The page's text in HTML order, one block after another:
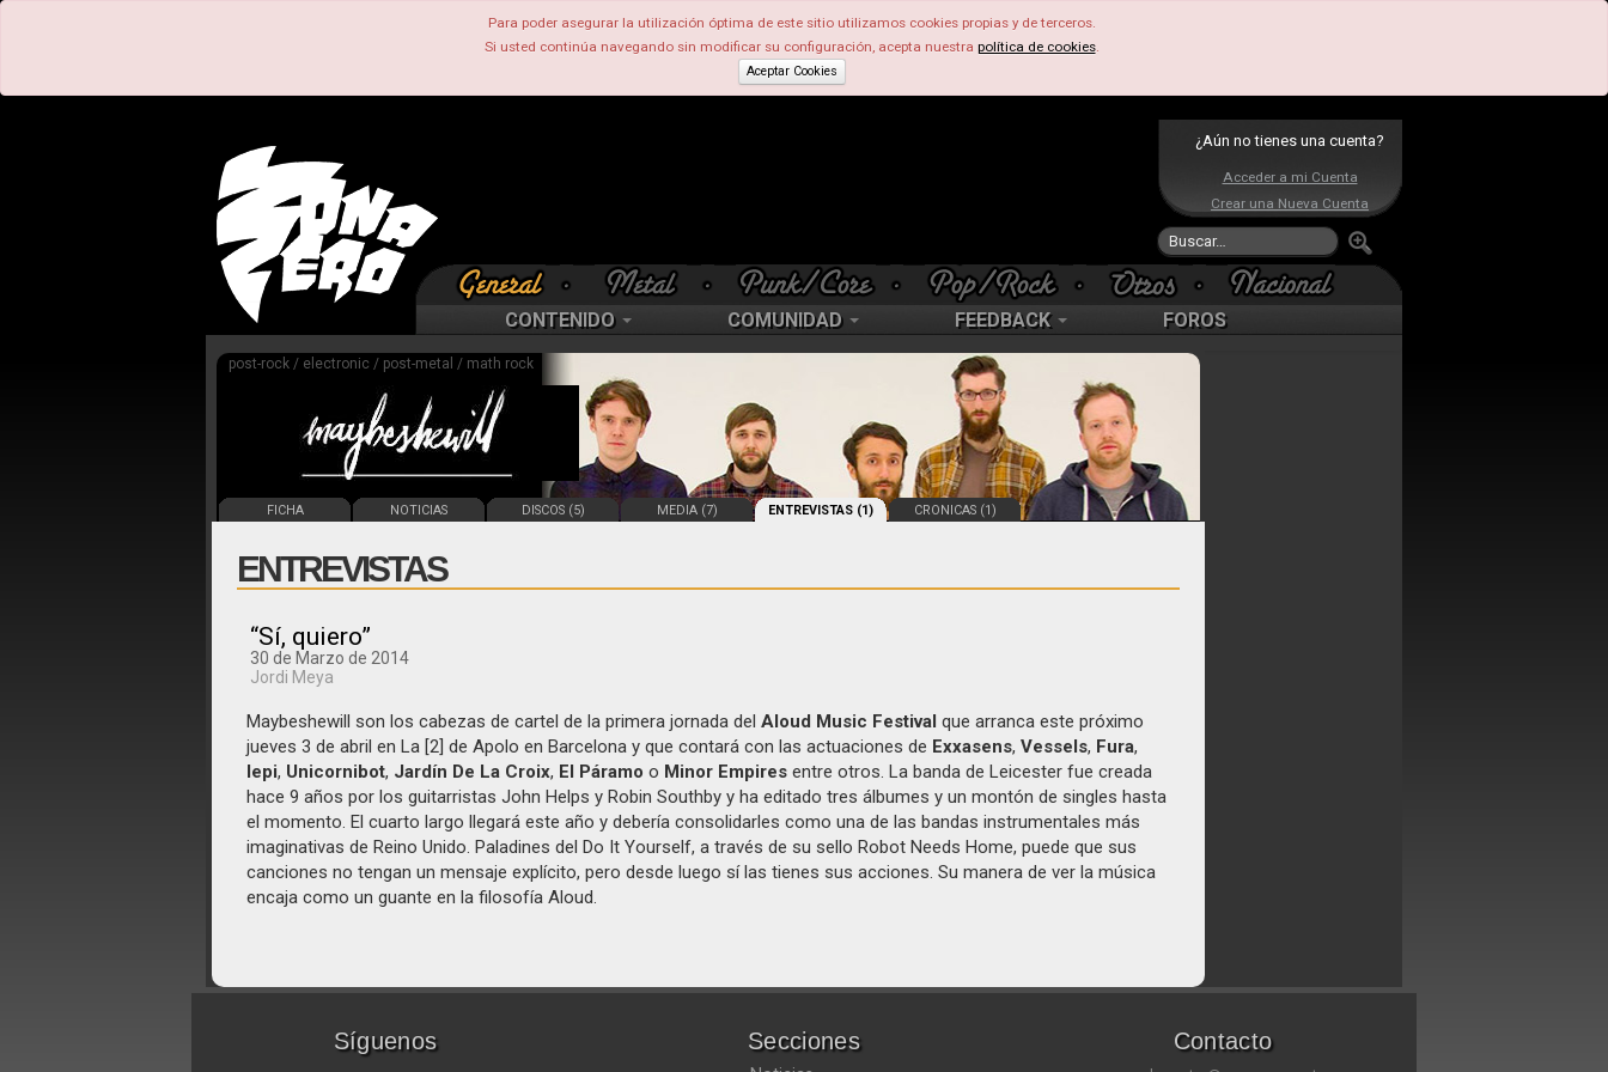
Para poder asegurar la utilización óptima de este sitio utilizamos cookies propias y de terceros.
Si usted continúa navegando sin modificar su configuración, acepta nuestra política de cookies.
Aceptar Cookies
¿Aún no tienes una cuenta?
Acceder a mi Cuenta
Crear una Nueva Cuenta
CONTENIDO COMUNIDAD FEEDBACK FOROS
post-rock / electronic / post-metal / math rock
FICHA NOTICIAS DISCOS (5) MEDIA (7) ENTREVISTAS (1) CRONICAS (1)
ENTREVISTAS
“Sí, quiero”
30 de Marzo de 2014
Jordi Meya
Maybeshewill son los cabezas de cartel de la primera jornada del Aloud Music Festival que arranca este próximo
jueves 3 de abril en La [2] de Apolo en Barcelona y que contará con las actuaciones de Exxasens, Vessels, Fura,
Iepi, Unicornibot, Jardín De La Croix, El Páramo o Minor Empiresentre otros. La banda de Leicester fue creada
hace 9 años por los guitarristas John Helps y Robin Southby y ha editado tres álbumes y un montón de singles hasta
el momento. El cuarto largo llegará este año y debería consolidarles como una de las bandas instrumentales más
imaginativas de Reino Unido. Paladines del Do It Yourself, a través de su sello Robot Needs Home, puede que sus
canciones no tengan un mensaje explícito, pero desde luego sí las tienes sus acciones. Su manera de ver la música
encaja como un guante en la filosofía Aloud.
Síguenos Secciones Contacto